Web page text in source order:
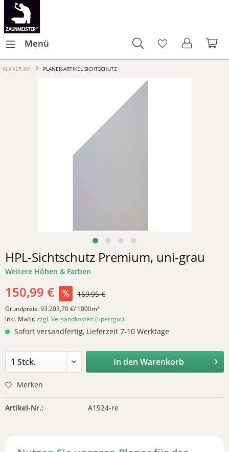
Menü
PLANER ZM PLANER-ARTIKEL SICHTSCHUTZ
HPL-Sichtschutz Premium, uni-grau
Weitere Höhen & Farben
150,99 € 169,95 €
Grundpreis:93.203,70 €/ 1000m²
inkl. MwSt.zzgl. Versandkosten (Sperrgut)
Sofort versandfertig, Lieferzeit 7-10 Werktage
In denWarenkorb
Merken
Artikel-Nr.: A1924-re